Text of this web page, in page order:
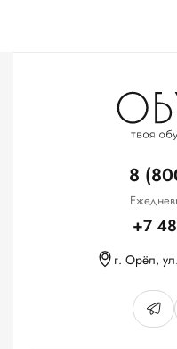
8
+7
г. Орёл,